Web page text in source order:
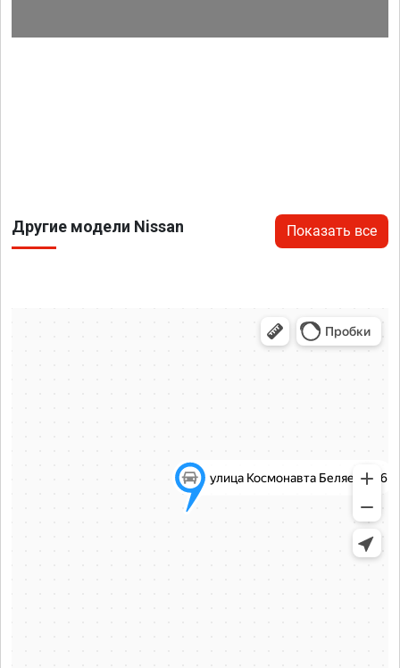
Другие модели Nissan Показать все